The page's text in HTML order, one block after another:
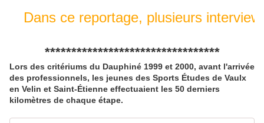
Dans ce reportage, plusieurs
*********************************
Lors des critériums du Dauphiné 1999 et 2000, avant l'arrivée
des professionnels, les jeunes des Sports Études de Vaulx
en Velin et Saint-Étienne effectuaient les 50 derniers
kilomètres de chaque étape.